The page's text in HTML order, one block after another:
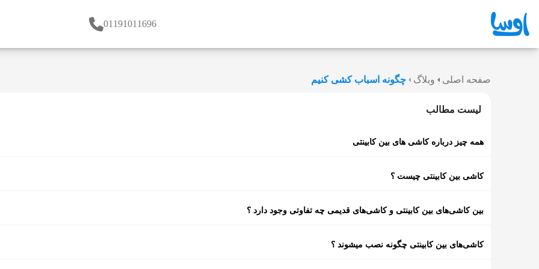
01191011696
صفحه اصلی وبلاگ چگونه اسباب کشی کنیم
لیست مطالب
همه چیز درباره کاشی های بین کابینتی
کاشی بین کابینتی چیست ؟
بین کاشی‌های بین کابینتی و کاشی‌های قدیمی چه تفاوتی وجود دارد ؟
کاشی‌های بین کابینتی چگونه نصب میشوند ؟